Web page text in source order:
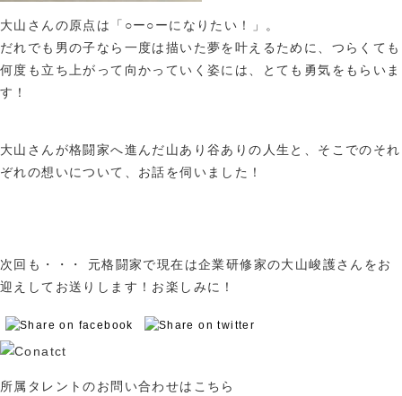
大山さんの原点は「○ー○ーになりたい！」。
だれでも男の子なら一度は描いた夢を叶えるために、つらくても
何度も立ち上がって向かっていく姿には、とても勇気をもらいま
す！
大山さんが格闘家へ進んだ山あり谷ありの人生と、そこでのそれ
ぞれの想いについて、お話を伺いました！
次回も・・・ 元格闘家で現在は企業研修家の大山峻護さんをお
迎えしてお送りします！お楽しみに！
所属タレントのお問い合わせはこちら